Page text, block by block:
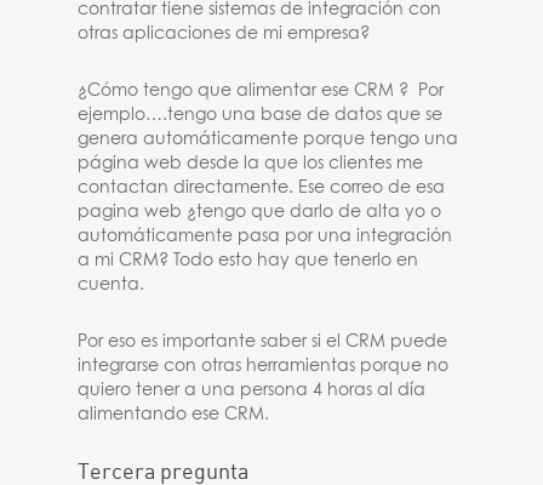
contratar tiene sistemas de integración con
otras aplicaciones de mi empresa?
¿Cómo tengo que alimentar ese CRM ? Por
ejemplo….tengo una base de datos que se
genera automáticamente porque tengo una
página web desde la que los clientes me
contactan directamente. Ese correo de esa
pagina web ¿tengo que darlo de alta yo o
automáticamente pasa por una integración
a mi CRM? Todo esto hay que tenerlo en
cuenta.
Por eso es importante saber si el CRM puede
integrarse con otras herramientas porque no
quiero tener a una persona 4 horas al día
alimentando ese CRM.
Tercera pregunta